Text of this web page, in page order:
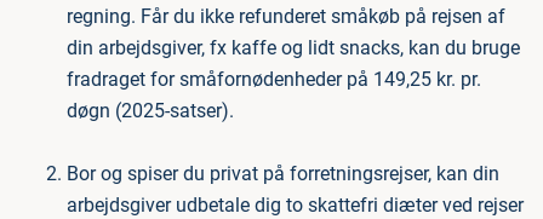
regning. Får du ikke refunderet småkøb på rejsen af
din arbejdsgiver, fx kaffe og lidt snacks, kan du bruge
fradraget for småfornødenheder på 149,25 kr. pr.
døgn (2025-satser).
Bor og spiser du privat på forretningsrejser, kan din
arbejdsgiver udbetale dig to skattefri diæter ved rejser